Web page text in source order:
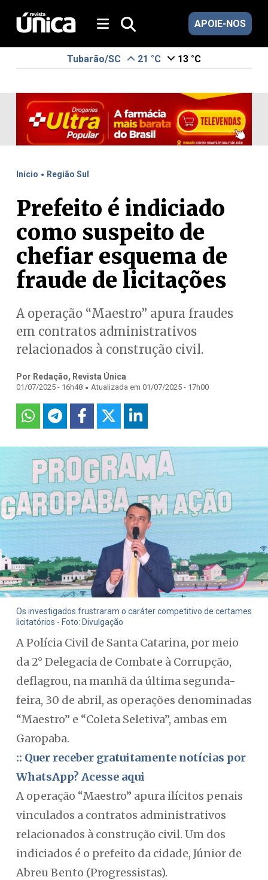
APOIE-NOS
Tubarão/SC 21 °C 13 °C
Início . Região Sul
Prefeito é indiciado
como suspeito de
chefiar esquema de
fraude de licitações
A operação “Maestro” apura fraudes
em contratos administrativos
relacionados à construção civil.
Por Redação, Revista Única
01/07/2025 - 16h48 . Atualizada em 01/07/2025 - 17h00
Os investigados frustraram o caráter competitivo de certames
licitatórios - Foto: Divulgação
A Polícia Civil de Santa Catarina, por meio
da 2° Delegacia de Combate à Corrupção,
deflagrou, na manhã da última segunda-
feira, 30 de abril, as operações denominadas
“Maestro” e “Coleta Seletiva”, ambas em
Garopaba.
:: Quer receber gratuitamente notícias por
WhatsApp? Acesse aqui
A operação “Maestro” apura ilícitos penais
vinculados a contratos administrativos
relacionados à construção civil. Um dos
indiciados é o prefeito da cidade, Júnior de
Abreu Bento (Progressistas).